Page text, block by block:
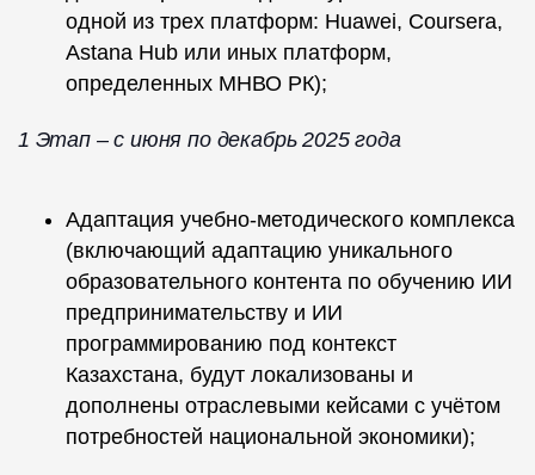
одной из трех платформ: Huawei, Coursera,
Astana Hub или иных платформ,
определенных МНВО РК);
1 Этап – с июня по декабрь 2025 года
Адаптация учебно-методического комплекса
(включающий адаптацию уникального
образовательного контента по обучению ИИ
предпринимательству и ИИ
программированию под контекст
Казахстана, будут локализованы и
дополнены отраслевыми кейсами с учётом
потребностей национальной экономики);